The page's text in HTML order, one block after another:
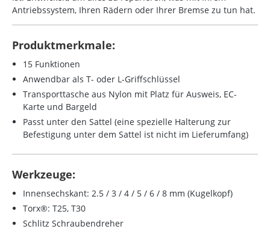
Antriebssystem, Ihren Rädern oder Ihrer Bremse zu tun hat.
Produktmerkmale:
15 Funktionen
Anwendbar als T- oder L-Griffschlüssel
Transporttasche aus Nylon mit Platz für Ausweis, EC-
Karte und Bargeld
Passt unter den Sattel (eine spezielle Halterung zur
Befestigung unter dem Sattel ist nicht im Lieferumfang)
Werkzeuge:
Innensechskant: 2.5 / 3 / 4 / 5 / 6 / 8 mm (Kugelkopf)
Torx®: T25, T30
Schlitz Schraubendreher